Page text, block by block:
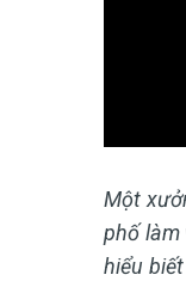
Một
phố làm
hiểu